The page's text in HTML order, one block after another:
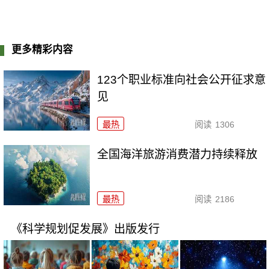
更多精彩内容
123个职业标准向社会公开征求意
见
最热 阅读 1306
全国海洋旅游消费潜力持续释放
最热 阅读 2186
《科学规划促发展》出版发行